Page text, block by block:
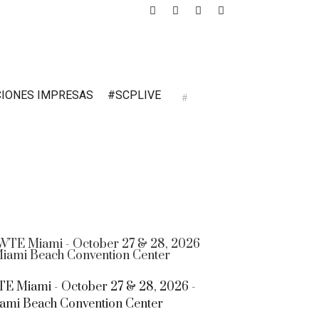
IMPRESAS #SCPLIVE
Miami - October 27 & 28, 2026 -
Beach Convention Center